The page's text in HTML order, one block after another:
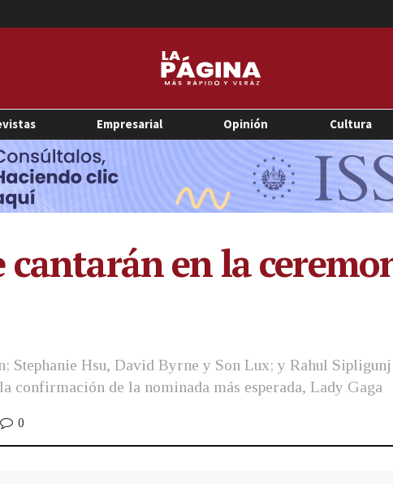
Empresarial Opinión Cultura
cantarán en la
Stephanie Hsu, David Byrne y Son Lux; y Rahul
confirmación de la nominada más esperada, Lady Gaga
0